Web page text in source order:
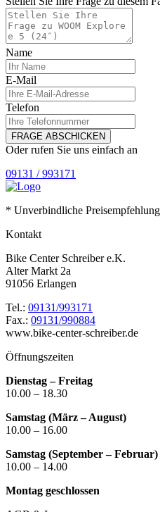
Name
E-Mail
Telefon
FRAGE ABSCHICKEN
Oder rufen Sie uns einfach an
09131 / 993171
* Unverbindliche
Kontakt
Bike Center Schreiber e.K.
Alter Markt 2a
91056 Erlangen
Tel.: 09131/993171
Fax.: 09131/990884
www.bike-center-schreiber.de
Öffnungszeiten
Dienstag – Freitag
10.00 – 18.30
Samstag (März – August)
10.00 – 16.00
Samstag (September – Februar)
10.00 – 14.00
Montag geschlossen